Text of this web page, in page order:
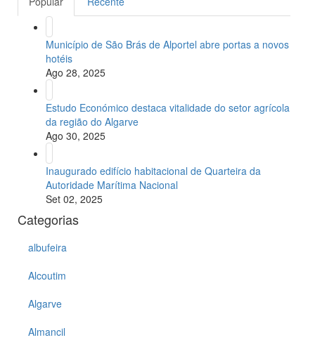
Município de São Brás de Alportel abre portas a novos
hotéis
Ago 28, 2025
Estudo Económico destaca vitalidade do setor agrícola
da região do Algarve
Ago 30, 2025
Inaugurado edifício habitacional de Quarteira da
Autoridade Marítima Nacional
Set 02, 2025
Categorias
albufeira
Alcoutim
Algarve
Almancil